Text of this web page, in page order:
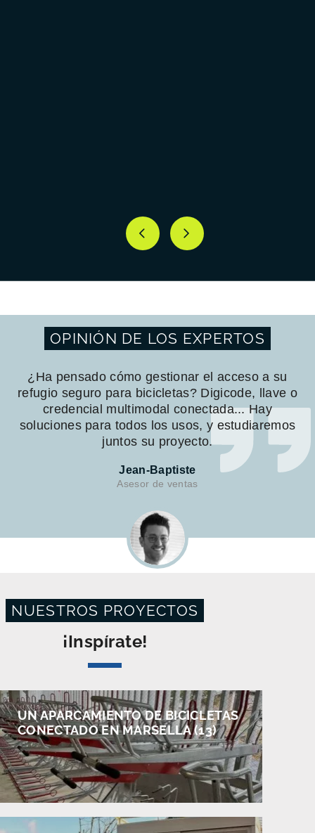
OPINIÓN DE LOS EXPERTOS
¿Ha pensado cómo gestionar el acceso a su
refugio seguro para bicicletas? Digicode, llave o
credencial multimodal conectada... Hay
soluciones para todos los usos, y estudiaremos
juntos su proyecto.
Jean-Baptiste
Asesor de ventas
NUESTROS PROYECTOS
¡Inspírate!
UN APARCAMIENTO DE BICICLETAS
CONECTADO EN MARSELLA (13)